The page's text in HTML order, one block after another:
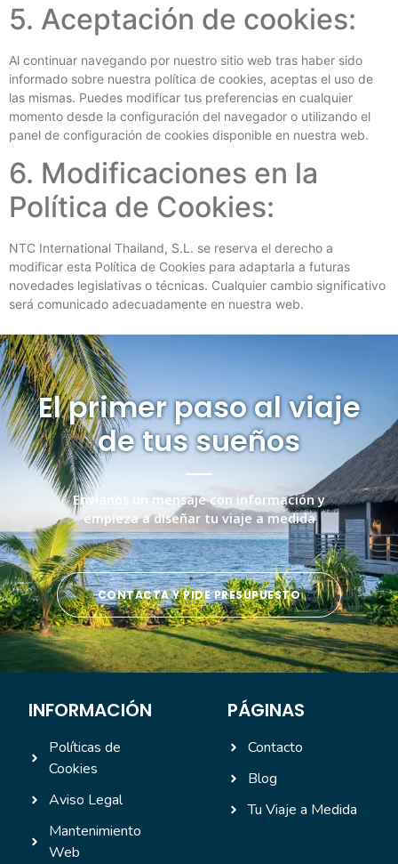
5. Aceptación de cookies:
Al continuar navegando por nuestro sitio web tras haber sido
informado sobre nuestra política de cookies, aceptas el uso de
las mismas. Puedes modificar tus preferencias en cualquier
momento desde la configuración del navegador o utilizando el
panel de configuración de cookies disponible en nuestra web.
6. Modificaciones en la
Política de Cookies:
NTC International Thailand, S.L. se reserva el derecho a
modificar esta Política de Cookies para adaptarla a futuras
novedades legislativas o técnicas. Cualquier cambio significativo
será comunicado adecuadamente en nuestra web.
El primer paso al viaje
de tus sueños
Envíanos un mensaje con información y
empieza a diseñar tu viaje a medida
CONTACTA Y PIDE PRESUPUESTO
INFORMACIÓN
Políticas de
Cookies
Aviso Legal
Mantenimiento
Web
PÁGINAS
Contacto
Blog
Tu Viaje a Medida